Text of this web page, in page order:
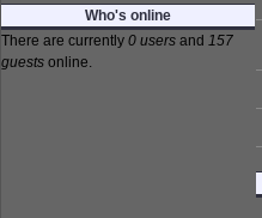
Who's online
There are currently 0 users and 157
guests online.